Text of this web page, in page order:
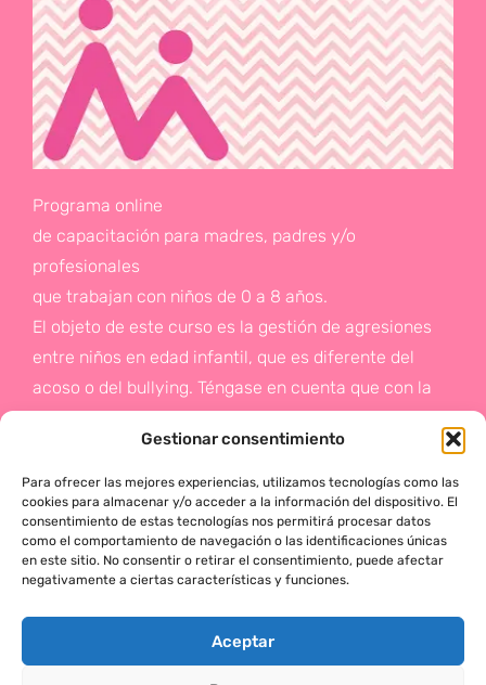
Gestionar consentimiento
Para ofrecer las mejores experiencias, utilizamos tecnologías como las
cookies para almacenar y/o acceder a la información del dispositivo. El
consentimiento de estas tecnologías nos permitirá procesar datos
como el comportamiento de navegación o las identificaciones únicas
en este sitio. No consentir o retirar el consentimiento, puede afectar
negativamente a ciertas características y funciones.
Aceptar
Programa online
de capacitación para madres, padres y/o
profesionales
que trabajan con niños de 0 a 8 años.
El objeto de este curso es la gestión de agresiones
entre niños en edad infantil, que es diferente del
acoso o del bullying. Téngase en cuenta que con la
de la prevención a un problema que suele aparecer
en etapas posteriores como es el acoso.
Si deseas más información,
haz click en este enlace: